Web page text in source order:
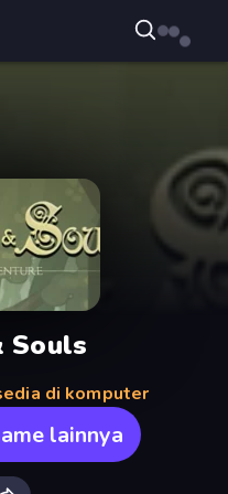
Souls
di komputer
lainnya